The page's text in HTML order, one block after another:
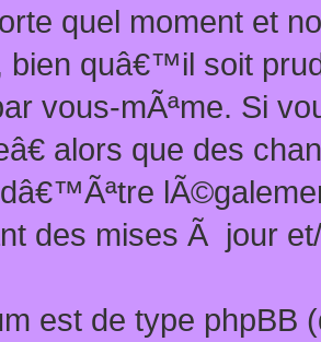
quel moment et
bien quâ€™il soit
vous-mÃªme. Si
alors que des
des mises Ã jour
est de type phpBB